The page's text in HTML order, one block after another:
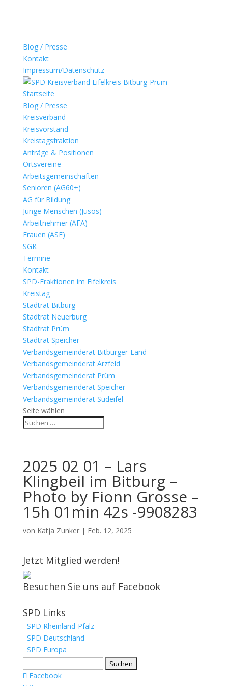
Blog / Presse
Kontakt
Impressum/Datenschutz
Startseite
Blog / Presse
Kreisverband
Kreisvorstand
Kreistagsfraktion
Anträge & Positionen
Ortsvereine
Arbeitsgemeinschaften
Senioren (AG60+)
AG für Bildung
Junge Menschen (Jusos)
Arbeitnehmer (AFA)
Frauen (ASF)
SGK
Termine
Kontakt
SPD-Fraktionen im Eifelkreis
Kreistag
Stadtrat Bitburg
Stadtrat Neuerburg
Stadtrat Prüm
Stadtrat Speicher
Verbandsgemeinderat Bitburger-Land
Verbandsgemeinderat Arzfeld
Verbandsgemeinderat Prüm
Verbandsgemeinderat Speicher
Verbandsgemeinderat Südeifel
Seite wählen
2025 02 01 – Lars
Klingbeil im Bitburg –
Photo by Fionn Grosse –
15h 01min 42s -9908283
von Katja Zunker| Feb. 12, 2025
Jetzt Mitglied werden!
Besuchen Sie uns auf Facebook
SPD Links
SPD Rheinland-Pfalz
SPD Deutschland
SPD Europa
nach:
Facebook